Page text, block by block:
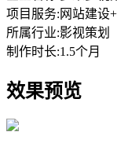
项目服务: 网站建设
所属行业:影视策划
制作时长:1.5个月
效果预览